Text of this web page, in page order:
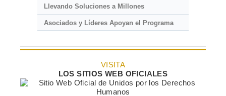
Llevando Soluciones a Millones
Asociados y Líderes Apoyan el Programa
VISITA
LOS SITIOS WEB OFICIALES